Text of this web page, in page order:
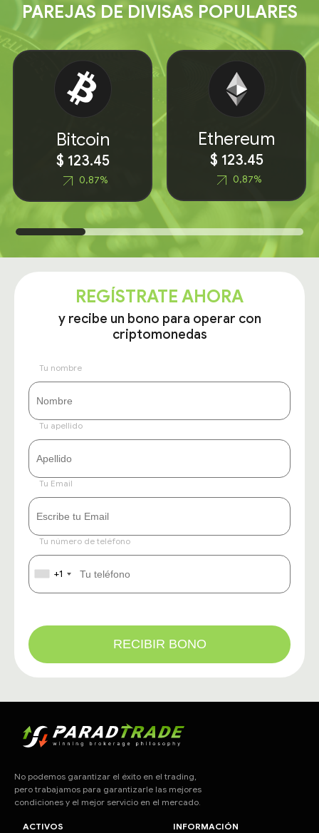
PAREJAS DE DIVISAS POPULARES
Bitcoin
$ 123.45
0,87%
Ethereum
$ 123.45
0,87%
REGÍSTRATE AHORA
y recibe un bono para operar con
criptomonedas
Tu nombre
Tu apellido
Tu Email
Tu número de teléfono
+1
RECIBIR BONO
No podemos garantizar el éxito en el trading,
pero trabajamos para garantizarle las mejores
condiciones y el mejor servicio en el mercado.
ACTIVOS INFORMACIÓN